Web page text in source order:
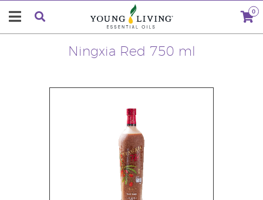
0
Ningxia Red 750 ml